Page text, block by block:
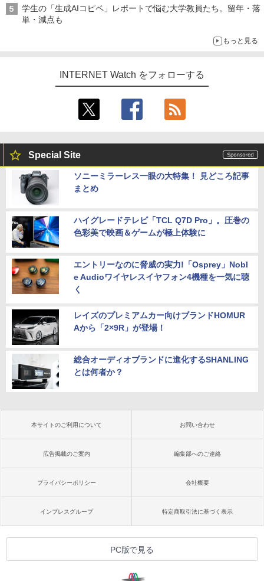
学生の「生成AIコピペ」レポートで悩む大学教員たち。留年・落
単・減点も
もっと見る
INTERNET Watch をフォローする
Special Site
ソニーミラーレス一眼の大特集！ 見どころ記事
まとめ
ハイグレードテレビ「TCL Q7D Pro」。圧巻の
色彩美で映画＆ゲームが極上体験に
エントリーなのに脅威の実力!「Osprey」Nobl
e Audioワイヤレスイヤフォン4機種を一気に聴
く
レイズのプレミアムカー向けブランドHOMUR
Aから「2×9R」が登場！
総合オーディオブランドに進化するSHANLING
とは何者か？
本サイトのご利用について お問い合わせ
広告掲載のご案内 編集部へのご連絡
プライバシーポリシー 会社概要
インプレスグループ 特定商取引法に基づく表示
PC版で見る